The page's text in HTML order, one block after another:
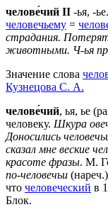
челове́чий II -ья, -
человечьему =
страдания.
животными. Ч-ья
Значение слова
Кузнецова С. А.
челове́чий, ья, ье
человеку. Шкура
Доносились
сказал мне веские
красоте фразы. М.
по-человечьи (нареч.)
что человеческий в
Блок.